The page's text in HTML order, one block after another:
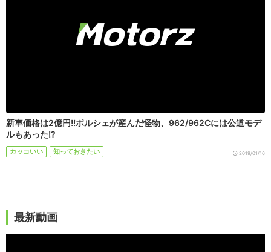
新車価格は2億円!!ポルシェが産んだ怪物、962/962Cには公道モデ
ルもあった!?
カッコいい 知っておきたい 2019/01/16
最新動画